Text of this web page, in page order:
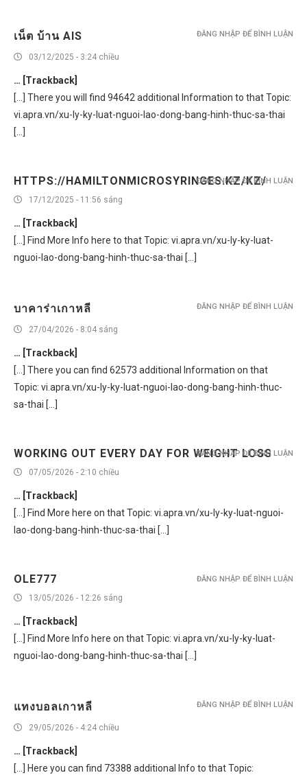
เน็ต บ้าน AIS
03/12/2025 - 3:24 chiều
… [Trackback]
[…] There you will find 94642 additional Information to that Topic:
vi.apra.vn/xu-ly-ky-luat-nguoi-lao-dong-bang-hinh-thuc-sa-thai
[…]
ĐĂNG NHẬP ĐỂ BÌNH LUẬN
HTTPS://HAMILTONMICROSYRINGES.KZ/KZ/
17/12/2025 - 11:56 sáng
… [Trackback]
[…] Find More Info here to that Topic: vi.apra.vn/xu-ly-ky-luat-
nguoi-lao-dong-bang-hinh-thuc-sa-thai […]
ĐĂNG NHẬP ĐỂ BÌNH LUẬN
บาคาร่าเกาหลี
27/04/2026 - 8:04 sáng
… [Trackback]
[…] There you can find 62573 additional Information on that
Topic: vi.apra.vn/xu-ly-ky-luat-nguoi-lao-dong-bang-hinh-thuc-
sa-thai […]
ĐĂNG NHẬP ĐỂ BÌNH LUẬN
WORKING OUT EVERY DAY FOR WEIGHT LOSS
07/05/2026 - 2:10 chiều
… [Trackback]
[…] Find More here on that Topic: vi.apra.vn/xu-ly-ky-luat-nguoi-
lao-dong-bang-hinh-thuc-sa-thai […]
ĐĂNG NHẬP ĐỂ BÌNH LUẬN
OLE777
13/05/2026 - 12:26 sáng
… [Trackback]
[…] Find More Info here on that Topic: vi.apra.vn/xu-ly-ky-luat-
nguoi-lao-dong-bang-hinh-thuc-sa-thai […]
ĐĂNG NHẬP ĐỂ BÌNH LUẬN
แทงบอลเกาหลี
29/05/2026 - 4:24 chiều
… [Trackback]
[…] Here you can find 73388 additional Info to that Topic:
ĐĂNG NHẬP ĐỂ BÌNH LUẬN